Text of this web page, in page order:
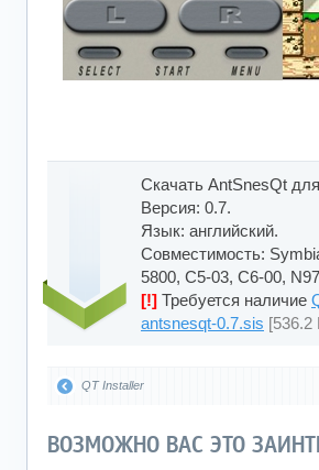
Скачать AntSnesQt
Версия: 0.7.
Язык: английский.
Совместимость:
5800, C5-03, C6-00,
[!] Требуется наличие
antsnesqt-0.7.sis [536.2
QT Installer
ВОЗМОЖНО ВАС ЭТО